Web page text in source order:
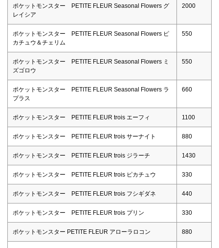
ポケットモンスター PETITE FLEUR Seasonal Flowers グ
レイシア
2000
ポケットモンスター PETITE FLEUR Seasonal Flowers ピ
カチュウ＆チェリム
550
ポケットモンスター PETITE FLEUR Seasonal Flowers ミ
ズゴロウ
550
ポケットモンスター PETITE FLEUR Seasonal Flowers ラ
プラス
660
ポケットモンスター PETITE FLEUR trois エーフィ 1100
ポケットモンスター PETITE FLEUR trois サーナイト 880
ポケットモンスター PETITE FLEUR trois ジラーチ 1430
ポケットモンスター PETITE FLEUR trois ピカチュウ 330
ポケットモンスター PETITE FLEUR trois フシギダネ 440
ポケットモンスター PETITE FLEUR trois プリン 330
ポケットモンスター PETITE FLEUR アローラロコン 880